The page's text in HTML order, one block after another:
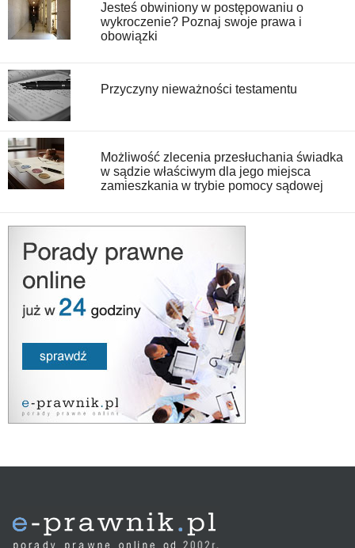
Jesteś obwiniony w postępowaniu o
wykroczenie? Poznaj swoje prawa i
obowiązki
Przyczyny nieważności testamentu
Możliwość zlecenia przesłuchania świadka
w sądzie właściwym dla jego miejsca
zamieszkania w trybie pomocy sądowej